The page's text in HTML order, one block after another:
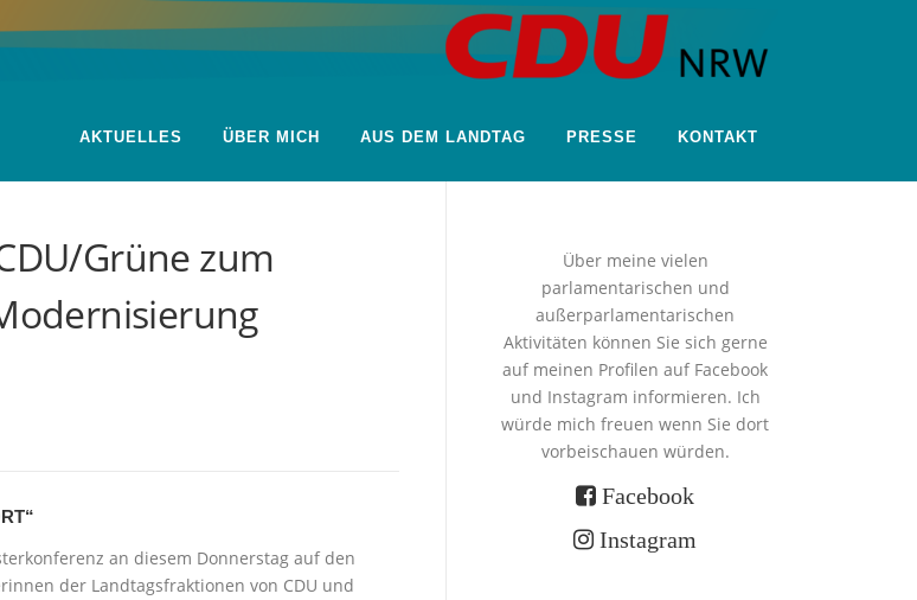
AKTUELLES ÜBER MICH AUS DEM LANDTAG PRESSE KONTAKT
Grüne zum
an diesem Donnerstag auf den
der Landtagsfraktionen von CDU und
Über meine vielen
parlamentarischen und
außerparlamentarischen
Aktivitäten können Sie sich gerne
auf meinen Profilen auf Facebook
und Instagram informieren. Ich
würde mich freuen wenn Sie dort
vorbeischauen würden.
Facebook
Instagram